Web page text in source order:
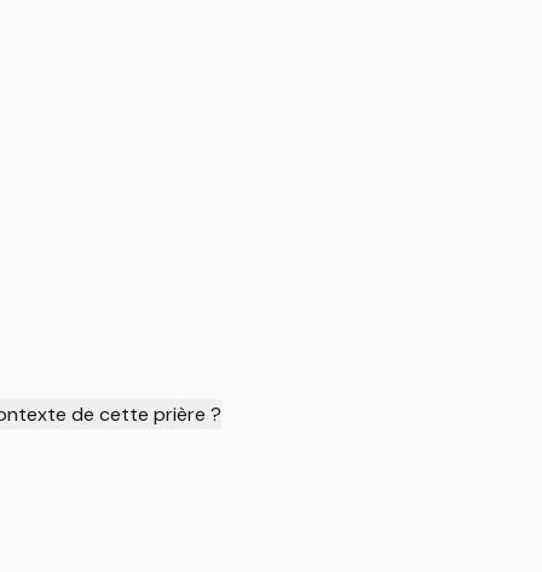
de cette prière ?